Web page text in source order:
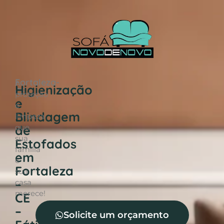
Fortaleza-
CE
Higienização
e
Blindagem
de
Estofados
em
Fortaleza
–
CE
–
A
proteção
e
limpeza
que
sua
família
e
sua
casa
merece!
Solicite um orçamento